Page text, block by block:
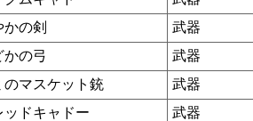
かの剣
武器
かの弓
武器
のマスケット銃
武器
ッドキャドー
武器